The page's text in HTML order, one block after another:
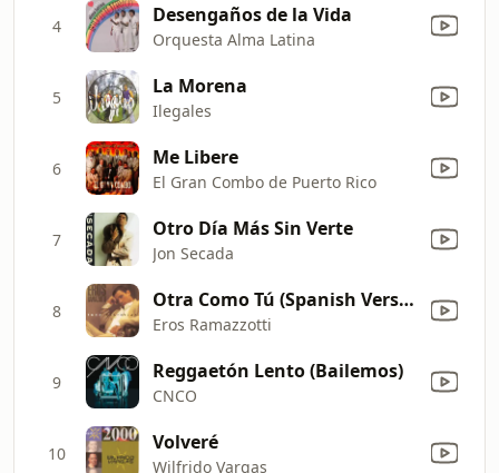
4 Desengaños de la Vida
Orquesta Alma Latina
5 La Morena
Ilegales
6 Me Libere
El Gran Combo de Puerto Rico
7 Otro Día Más Sin Verte
Jon Secada
8 Otra Como Tú (Spanish Version of "Un'Altra Te")
Eros Ramazzotti
9 Reggaetón Lento (Bailemos)
CNCO
10 Volveré
Wilfrido Vargas